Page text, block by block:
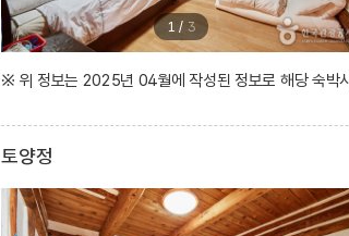
1 / 3
※ 위 정보는 2025년 04월에 작성된 정보로 해당 숙박
토양정